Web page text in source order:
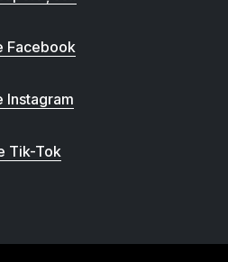
Facebook
Instagram
Tik-Tok